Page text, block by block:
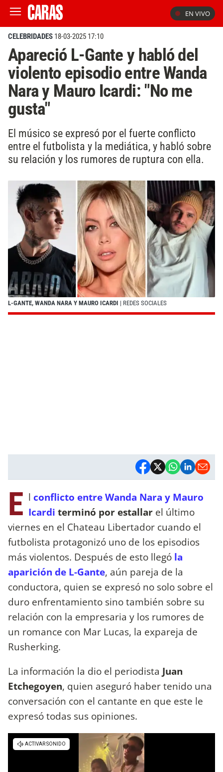
EN VIVO
CELEBRIDADES 18-03-2025 17:10
Apareció L-Gante y habló del
violento episodio entre Wanda
Nara y Mauro Icardi: "No me
gusta"
El músico se expresó por el fuerte conflicto
entre el futbolista y la mediática, y habló sobre
su relación y los rumores de ruptura con ella.
L-GANTE, WANDA NARA Y MAURO ICARDI | REDES SOCIALES
E l conflicto entre Wanda Nara y Mauro
Icardi terminó por estallar el último
viernes en el Chateau Libertador cuando el
futbolista protagonizó uno de los episodios
más violentos. Después de esto llegó la
aparición de L-Gante, aún pareja de la
conductora, quien se expresó no solo sobre el
duro enfrentamiento sino también sobre su
relación con la empresaria y los rumores de
un romance con Mar Lucas, la expareja de
Rusherking.
La información la dio el periodista Juan
Etchegoyen, quien aseguró haber tenido una
conversación con el cantante en que este le
expresó todas sus opiniones.